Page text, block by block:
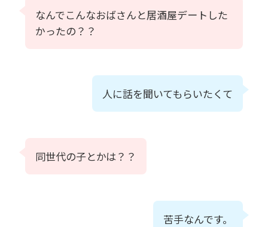
なんでこんなおばさんと居酒屋デートした
かったの？？
人に話を聞いてもらいたくて
同世代の子とかは？？
苦手なんです。